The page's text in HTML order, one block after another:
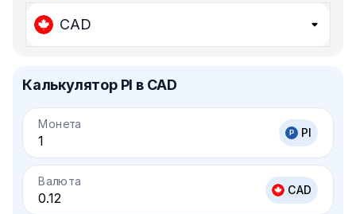
CAD
Калькулятор PI в CAD
Монета
PI
Валюта
CAD